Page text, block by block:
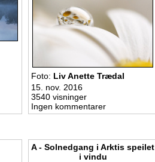
Foto: Liv Anette Trædal
15. nov. 2016
3540 visninger
Ingen kommentarer
A - Solnedgang i Arktis speilet
i vindu